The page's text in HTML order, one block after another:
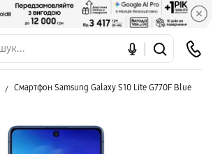
Смартфон Samsung Galaxy S10 Lite G770F Blue